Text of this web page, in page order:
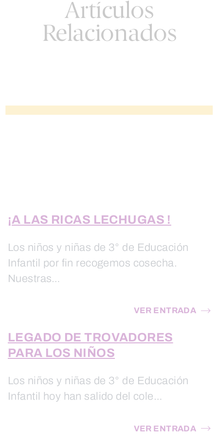
Artículos
Relacionados
¡A LAS RICAS LECHUGAS !
Los niños y niñas de 3° de Educación
Infantil por fin recogemos cosecha.
Nuestras…
VER ENTRADA
LEGADO DE TROVADORES
PARA LOS NIÑOS
Los niños y niñas de 3° de Educación
Infantil hoy han salido del cole…
VER ENTRADA